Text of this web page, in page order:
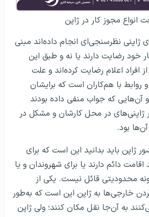
انواع مجوز کار در ژاپن
ژاپنی نظرسنجی‌ای انجام داده‌اند مبنی
خود رضایت دارند یا نه و طبق این
۷۷ درصد از افراد اعلام رضایت کرده‌اند و علت
روابط با هم‌کاران است که برایشان
آن‌هایی که جواب منفی داده بودند
ژاپنی‌های در محل کارشان و مشکل در
آن‌ها بود.
ژاپن باید بدانید این است که برای
دائم دارند یا برای شهروندان و یا
محدودیتی قائل نیست. یکی از
خارجی‌ها به ژاپن این است که به‌طور
به آن‌جا نقل مکان کنند؛ ولی ژاپن